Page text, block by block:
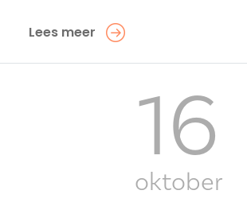
Lees meer
16
oktober